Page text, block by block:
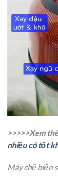
>>>>>Xem
nhiều có tốt
Máy chế biến